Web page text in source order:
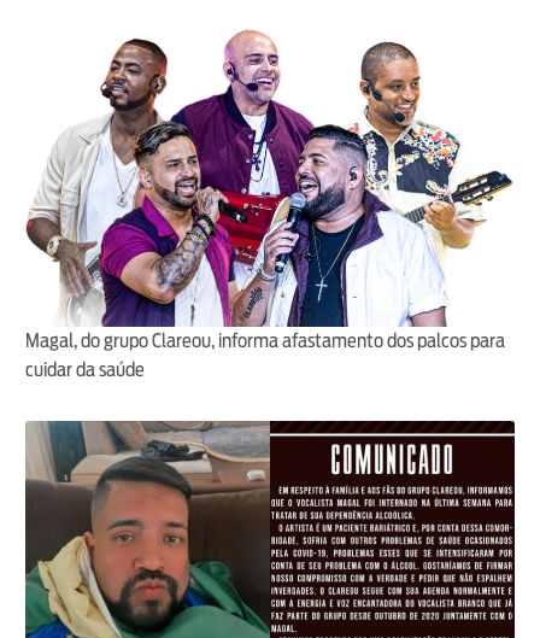
Magal, do grupo Clareou, informa afastamento dos palcos para
cuidar da saúde